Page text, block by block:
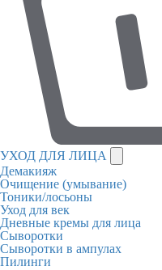
УХОД ДЛЯ ЛИЦА
Демакияж
Очищение (умывание)
Тоники/лосьоны
Уход для век
Дневные кремы для лица
Сыворотки
Сыворотки в ампулах
Пилинги